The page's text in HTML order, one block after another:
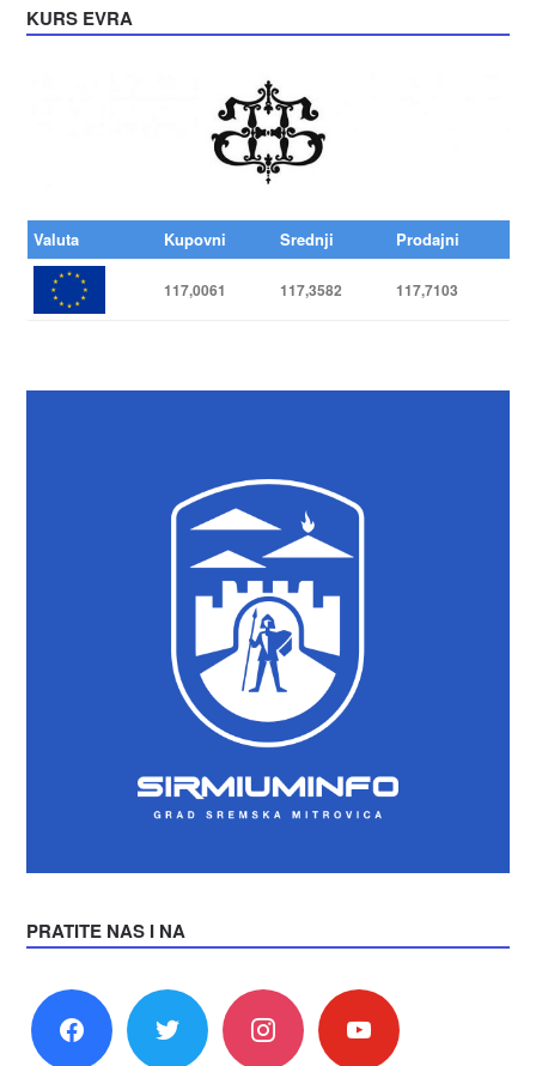
KURS EVRA
Valuta Kupovni Srednji Prodajni
117,0061 117,3582 117,7103
PRATITE NAS I NA
facebook twitter instagram youtube